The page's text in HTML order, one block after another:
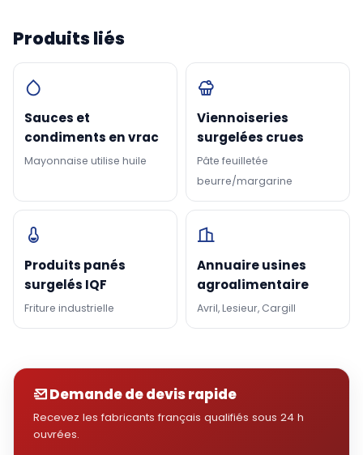
Produits liés
Sauces et
condiments en vrac
Mayonnaise utilise huile
Viennoiseries
surgelées crues
Pâte feuilletée
beurre/margarine
Produits panés
surgelés IQF
Friture industrielle
Annuaire usines
agroalimentaire
Avril, Lesieur, Cargill
Demande de devis rapide
Recevez les fabricants français qualifiés sous 24 h
ouvrées.